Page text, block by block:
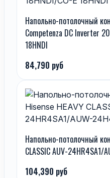
Напольно-потолочный
Competenza DC Inverter
18HNDI
84,790 руб
Напольно-потолочный
CLASSIC AUV-24HR4SA1/
104,390 руб